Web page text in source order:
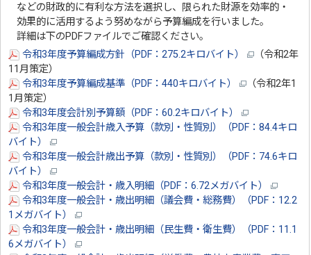
などの財政的に有利な方法を選択し、限られた財源を効率的・
効果的に活用するよう努めながら予算編成を行いました。
詳細は下のPDFファイルでご確認ください。
令和3年度予算編成方針（PDF：275.2キロバイト）
（令和2年
11月策定）
令和3年度予算編成基準（PDF：440キロバイト）
（令和2年1
1月策定）
令和3年度会計別予算額（PDF：60.2キロバイト）
令和3年度一般会計歳入予算（款別・性質別）（PDF：84.4キロ
バイト）
令和3年度一般会計歳出予算（款別・性質別）（PDF：74.6キロ
バイト）
令和3年度一般会計・歳入明細（PDF：6.72メガバイト）
令和3年度一般会計・歳出明細（議会費・総務費）（PDF：12.2
1メガバイト）
令和3年度一般会計・歳出明細（民生費・衛生費）（PDF：11.1
6メガバイト）